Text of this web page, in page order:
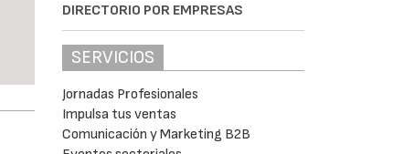
DIRECTORIO POR EMPRESAS
SERVICIOS
Jornadas Profesionales
Impulsa tus ventas
Comunicación y Marketing B2B